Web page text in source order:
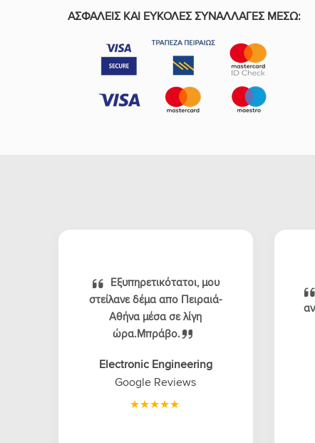
ΑΣΦΑΛΕΙΣ ΚΑΙ ΕΥΚΟΛΕΣ ΣΥΝΑΛΛΑΓΕΣ ΜΕΣΩ:
Εξυπηρετικότατοι, μου
στείλανε δέμα απο Πειραιά-
Αθήνα μέσα σε λίγη
ώρα.Μπράβο.
Electronic Engineering
Google Reviews